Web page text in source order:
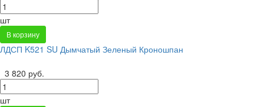
шт
В корзину
ЛДСП K521 SU Дымчатый Зеленый Кроношпан
3 820 руб.
шт